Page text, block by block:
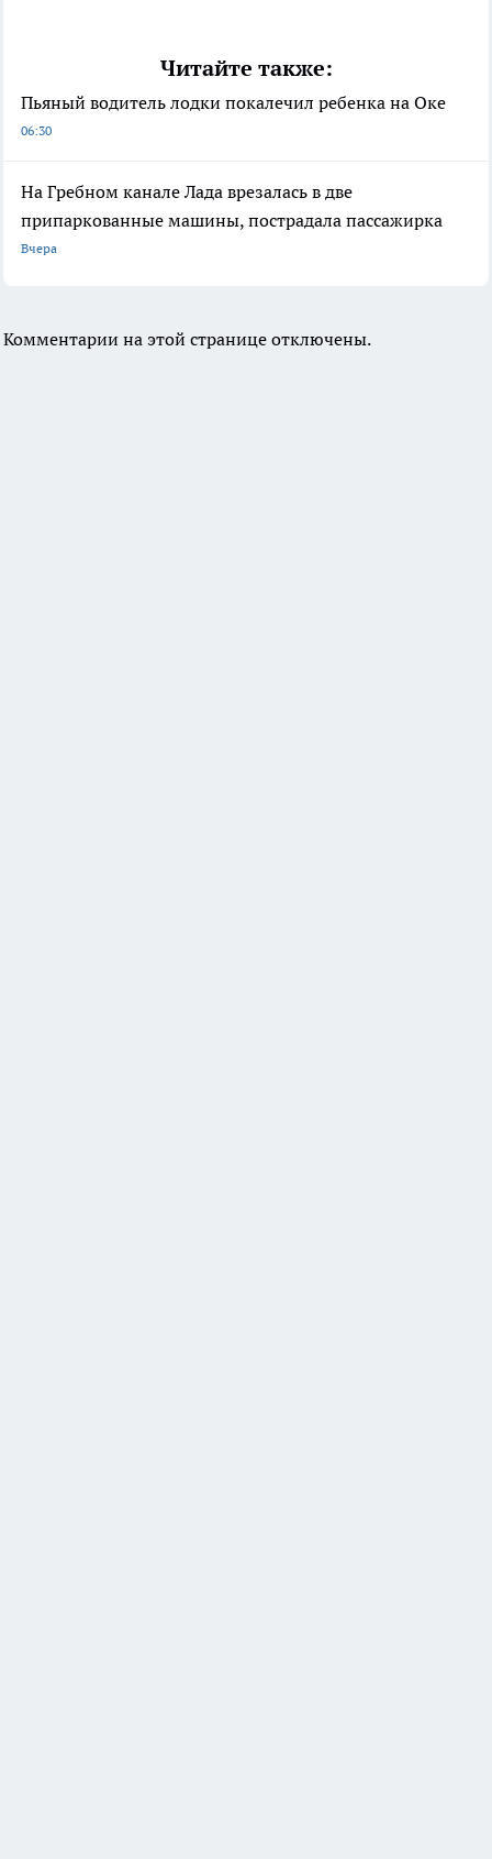
Читайте также:
Пьяный водитель лодки покалечил ребенка на Оке
06:30
На Гребном канале Лада врезалась в две
припаркованные машины, пострадала пассажирка
Вчера
Комментарии на этой странице отключены.